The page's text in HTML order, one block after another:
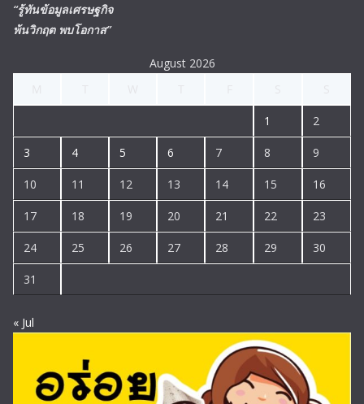
“รู้ทันข้อมูลเศรษฐกิจ
พ้นวิกฤต พบโอกาส”
August 2026
1 2
3 4 5 6 7 8 9
10 11 12 13 14 15 16
17 18 19 20 21 22 23
24 25 26 27 28 29 30
31
« Jul